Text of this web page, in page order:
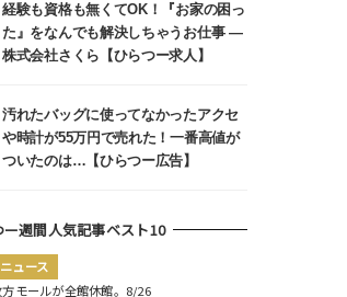
経験も資格も無くてOK！『お家の困っ
た』をなんでも解決しちゃうお仕事 ―
株式会社さくら【ひらつー求人】
汚れたバッグに使ってなかったアクセ
や時計が55万円で売れた！一番高値が
ついたのは…【ひらつー広告】
ー週間人気記事ベスト10
ニュース
モールが全館休館。8/26